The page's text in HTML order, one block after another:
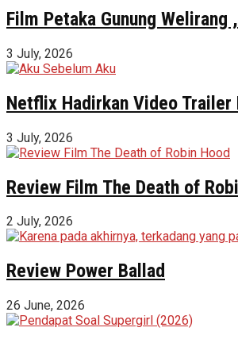
Film Petaka Gunung
3 July, 2026
Netflix Hadirkan Video Trailer
3 July, 2026
Review Film The Death of
2 July, 2026
Review Power Ballad
26 June, 2026